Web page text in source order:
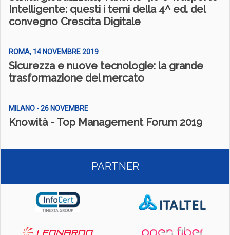
Intelligente: questi i temi della 4^ ed. del
convegno Crescita Digitale
ROMA, 14 NOVEMBRE 2019
Sicurezza e nuove tecnologie: la grande
trasformazione del mercato
MILANO - 26 NOVEMBRE
Knowità - Top Management Forum 2019
PARTNER